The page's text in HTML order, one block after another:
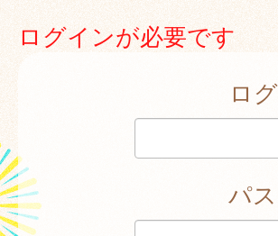
ログインが必要です
ロ
パ